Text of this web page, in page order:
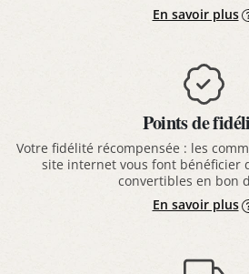
En savoir plus
Points de
Votre fidélité récompensée : les
site internet vous font bénéficier
convertibles en bon
En savoir plus